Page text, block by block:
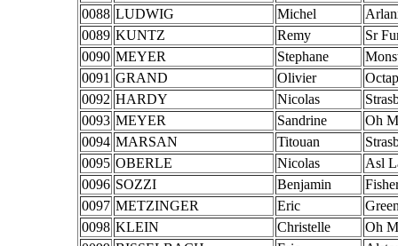
0088 LUDWIG Michel
0089 KUNTZ Remy
Sr
0090 MEYER Stephane
0091 GRAND Olivier
0092 HARDY Nicolas
0093 MEYER Sandrine
Oh
0094 MARSAN Titouan
0095 OBERLE Nicolas
Asl
0096 SOZZI Benjamin
0097 METZINGER Eric
0098 KLEIN Christelle
Oh